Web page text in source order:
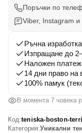
Бостън
Териер
Поръчки по
Viber, Instagram
Ръчна
Изпращане до
Наложен платеж
14 дни право на
100% памук
В момента 7 човека
Код:teniska-boston-
Категория:Уникални